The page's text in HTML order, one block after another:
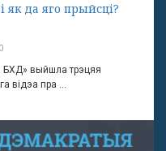
як да яго прыйсці?
БХД» выйшла трэцяя
відэа пра ...